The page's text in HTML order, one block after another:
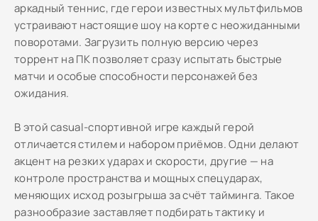
аркадный теннис, где герои известных мультфильмов
устраивают настоящие шоу на корте с неожиданными
поворотами. Загрузить полную версию через
торрент на ПК позволяет сразу испытать быстрые
матчи и особые способности персонажей без
ожидания.
В этой casual-спортивной игре каждый герой
отличается стилем и набором приёмов. Одни делают
акцент на резких ударах и скорости, другие — на
контроле пространства и мощных спецударах,
меняющих исход розыгрыша за счёт тайминга. Такое
разнообразие заставляет подбирать тактику и